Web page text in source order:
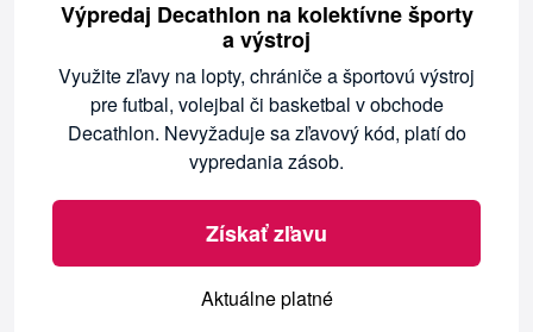
Výpredaj Decathlon na kolektívne športy
a výstroj
Využite zľavy na lopty, chrániče a športovú výstroj
pre futbal, volejbal či basketbal v obchode
Decathlon. Nevyžaduje sa zľavový kód, platí do
vypredania zásob.
Získať zľavu
Aktuálne platné